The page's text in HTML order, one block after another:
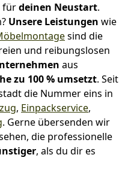
fürdeinen Neustart.
Unsere Leistungen wie
sind die
und reibungslosen
aus
zu 100 % umsetzt. Seit
die Nummer eins in
, Einpackservice,
. Gerne übersenden wir
die professionelle
, als du dir es